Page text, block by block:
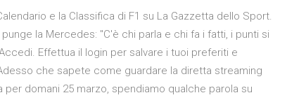
e la Classifica di F1 su La Gazzetta dello Sport.
punge la Mercedes: "C'è chi parla e chi fa i fatti, i punti si
Effettua il login per salvare i tuoi preferiti e
che sapete come guardare la diretta streaming
per domani 25 marzo, spendiamo qualche parola su